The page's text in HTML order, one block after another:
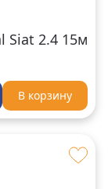
Siat 2.4 15м
В корзину